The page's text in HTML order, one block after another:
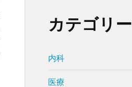
カテゴリー
内科
医療